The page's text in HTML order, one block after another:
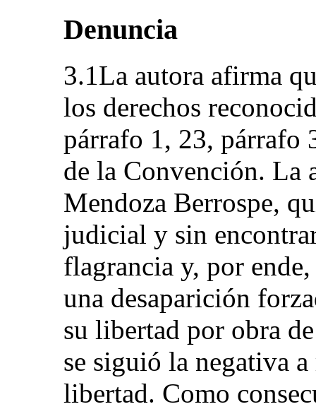
Denuncia
3.1La autora afirma
los derechos
párrafo 1, 23, párrafo
de la Convención. La
Mendoza Berrospe,
judicial y sin
flagrancia y, por
una desaparición
su libertad por obra
se siguió la negativa
libertad. Como